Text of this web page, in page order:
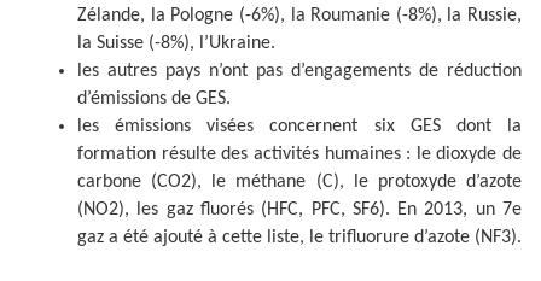
Zélande, la Pologne (-6%), la Roumanie (-8%), la Russie,
la Suisse (-8%), l’Ukraine.
les autres pays n’ont pas d’engagements de réduction
d’émissions de GES.
les émissions visées concernent six GES dont la
formation résulte des activités humaines : le dioxyde de
carbone (CO2), le méthane (C), le protoxyde d’azote
(NO2), les gaz fluorés (HFC, PFC, SF6). En 2013, un 7e
gaz a été ajouté à cette liste, le trifluorure d’azote (NF3).